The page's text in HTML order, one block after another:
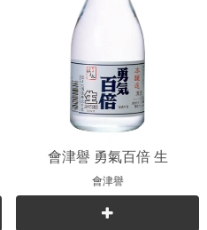
會津譽 勇氣百倍 生
會津譽